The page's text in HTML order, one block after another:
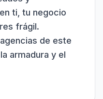
ti, tu negocio
frágil.
de este
armadura y el